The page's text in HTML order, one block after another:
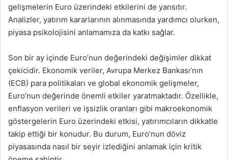
gelişmelerin Euro üzerindeki etkilerini de yansıtır.
Analizler, yatırım kararlarının alınmasında yardımcı olurken,
piyasa psikolojisini anlamamıza da katkı sağlar.
Son bir ay içinde Euro’nun değerindeki değişimler dikkat
çekicidir. Ekonomik veriler, Avrupa Merkez Bankası’nın
(ECB) para politikaları ve global ekonomik gelişmeler,
Euro’nun değerinde önemli etkiler yaratmaktadır. Özellikle,
enflasyon verileri ve işsizlik oranları gibi makroekonomik
göstergelerin Euro üzerindeki etkisi, yatırımcıların dikkatle
takip ettiği bir konudur. Bu durum, Euro’nun döviz
piyasasında nasıl bir seyir izlediğini anlamak için kritik